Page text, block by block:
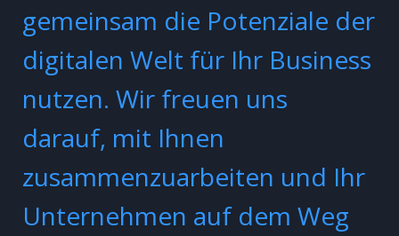
gemeinsam die Potenziale der
digitalen Welt für Ihr Business
nutzen. Wir freuen uns
darauf, mit Ihnen
zusammenzuarbeiten und Ihr
Unternehmen auf dem Weg